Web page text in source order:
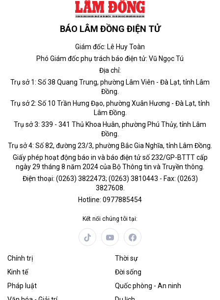
BÁO LÂM ĐỒNG ĐIỆN TỬ
Giám đốc: Lê Huy Toàn
Phó Giám đốc phụ trách báo điện tử: Vũ Ngọc Tú
Địa chỉ:
Trụ sở 1: Số 38 Quang Trung, phường Lâm Viên - Đà Lạt, tỉnh Lâm
Đồng.
Trụ sở 2: Số 10 Trần Hưng Đạo, phường Xuân Hương - Đà Lạt, tỉnh
Lâm Đồng.
Trụ sở 3: 339 - 341 Thủ Khoa Huân, phường Phú Thủy, tỉnh Lâm
Đồng.
Trụ sở 4: Số 82, đường 23/3, phường Bắc Gia Nghĩa, tỉnh Lâm Đồng.
Giấy phép hoạt động báo in và báo điện tử số 232/GP-BTTT cấp
ngày 29 tháng 8 năm 2024 của Bộ Thông tin và Truyền thông.
Điện thoại: (0263) 3822473; (0263) 3810443 - Fax: (0263)
3827608.
Hotline: 0977885454
Kết nối chúng tôi tại:
Chính trị
Thời sự
Kinh tế
Đời sống
Pháp luật
Quốc phòng - An ninh